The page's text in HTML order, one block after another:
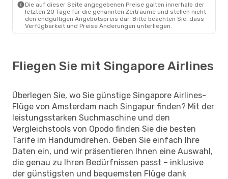
Die auf dieser Seite angegebenen Preise galten innerhalb der
letzten 20 Tage für die genannten Zeiträume und stellen nicht
den endgültigen Angebotspreis dar. Bitte beachten Sie, dass
Verfügbarkeit und Preise Änderungen unterliegen.
Fliegen Sie mit Singapore Airlines
Überlegen Sie, wo Sie günstige Singapore Airlines-
Flüge von Amsterdam nach Singapur finden? Mit der
leistungsstarken Suchmaschine und den
Vergleichstools von Opodo finden Sie die besten
Tarife im Handumdrehen. Geben Sie einfach Ihre
Daten ein, und wir präsentieren Ihnen eine Auswahl,
die genau zu Ihren Bedürfnissen passt – inklusive
der günstigsten und bequemsten Flüge dank